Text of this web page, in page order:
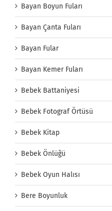
Bayan Boyun Fuları
Bayan Çanta Fuları
Bayan Fular
Bayan Kemer Fuları
Bebek Battaniyesi
Bebek Fotograf Örtüsü
Bebek Kitap
Bebek Önlüğü
Bebek Oyun Halısı
Bere Boyunluk